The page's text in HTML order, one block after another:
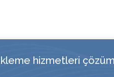
hizmetleri çözüm